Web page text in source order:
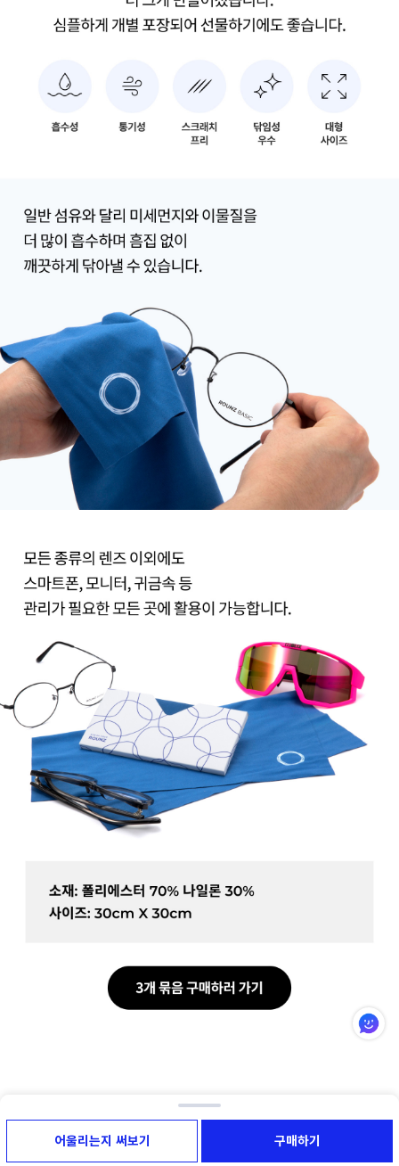
후기(8) 5 5
어울리는지 써보기 구매하기